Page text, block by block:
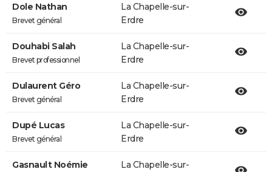
Dole Nathan
Brevet général
La Chapelle-sur-
Erdre
Douhabi Salah
Brevet professionnel
La Chapelle-sur-
Erdre
Dulaurent Géro
Brevet général
La Chapelle-sur-
Erdre
Dupé Lucas
Brevet général
La Chapelle-sur-
Erdre
Gasnault Noémie
La Chapelle-sur-